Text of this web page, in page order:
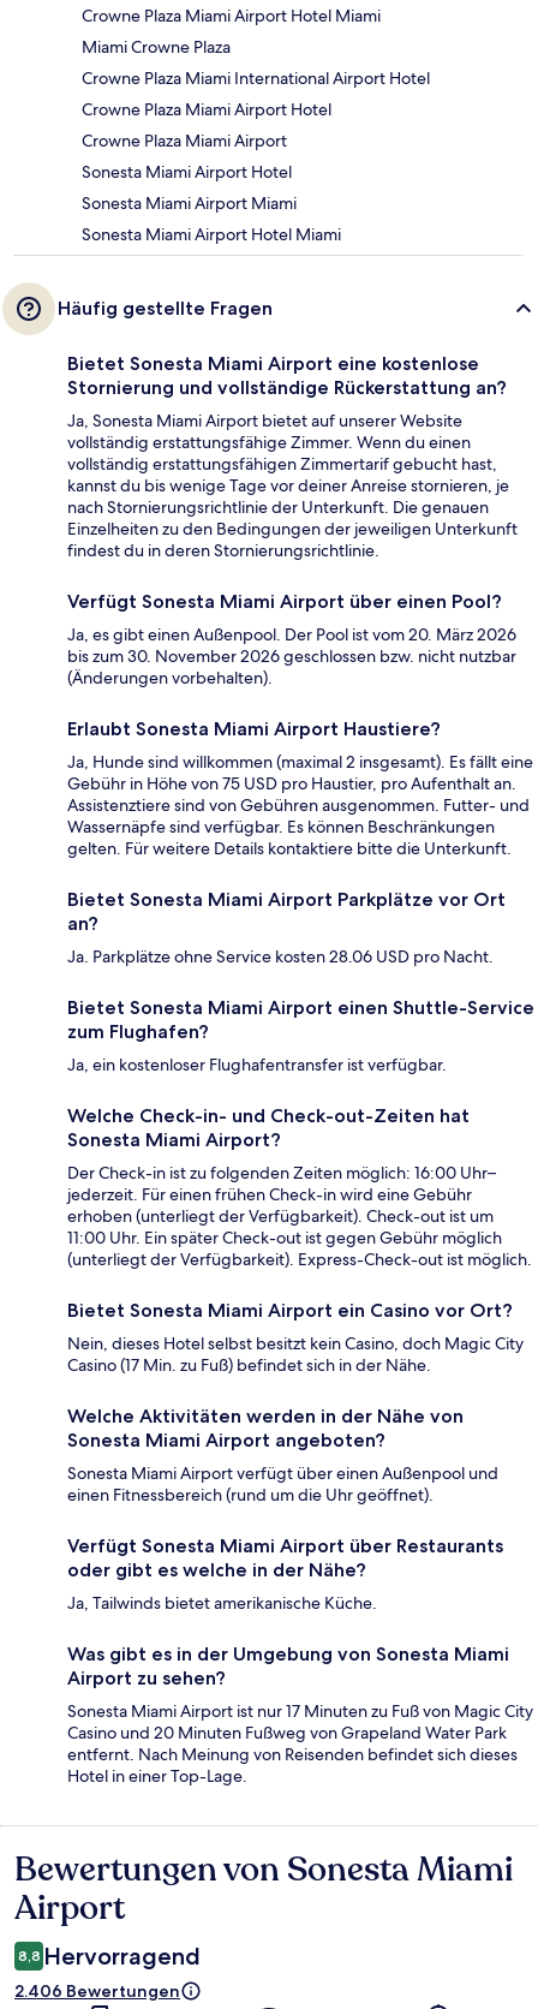
Crowne Plaza Miami Airport Hotel Miami
Miami Crowne Plaza
Crowne Plaza Miami International Airport Hotel
Crowne Plaza Miami Airport Hotel
Crowne Plaza Miami Airport
Sonesta Miami Airport Hotel
Sonesta Miami Airport Miami
Sonesta Miami Airport Hotel Miami
Häufig gestellte Fragen
Bietet Sonesta Miami Airport eine kostenlose
Stornierung und vollständige Rückerstattung an?
Ja, Sonesta Miami Airport bietet auf unserer Website
vollständig erstattungsfähige Zimmer. Wenn du einen
vollständig erstattungsfähigen Zimmertarif gebucht hast,
kannst du bis wenige Tage vor deiner Anreise stornieren, je
nach Stornierungsrichtlinie der Unterkunft. Die genauen
Einzelheiten zu den Bedingungen der jeweiligen Unterkunft
findest du in deren Stornierungsrichtlinie.
Verfügt Sonesta Miami Airport über einen Pool?
Ja, es gibt einen Außenpool. Der Pool ist vom 20. März 2026
bis zum 30. November 2026 geschlossen bzw. nicht nutzbar
(Änderungen vorbehalten).
Erlaubt Sonesta Miami Airport Haustiere?
Ja, Hunde sind willkommen (maximal 2 insgesamt). Es fällt eine
Gebühr in Höhe von 75 USD pro Haustier, pro Aufenthalt an.
Assistenztiere sind von Gebühren ausgenommen. Futter- und
Wassernäpfe sind verfügbar. Es können Beschränkungen
gelten. Für weitere Details kontaktiere bitte die Unterkunft.
Bietet Sonesta Miami Airport Parkplätze vor Ort
an?
Ja. Parkplätze ohne Service kosten 28.06 USD pro Nacht.
Bietet Sonesta Miami Airport einen Shuttle-Service
zum Flughafen?
Ja, ein kostenloser Flughafentransfer ist verfügbar.
Welche Check-in- und Check-out-Zeiten hat
Sonesta Miami Airport?
Der Check-in ist zu folgenden Zeiten möglich: 16:00 Uhr–
jederzeit. Für einen frühen Check-in wird eine Gebühr
erhoben (unterliegt der Verfügbarkeit). Check-out ist um
11:00 Uhr. Ein später Check-out ist gegen Gebühr möglich
(unterliegt der Verfügbarkeit). Express-Check-out ist möglich.
Bietet Sonesta Miami Airport ein Casino vor Ort?
Nein, dieses Hotel selbst besitzt kein Casino, doch Magic City
Casino (17 Min. zu Fuß) befindet sich in der Nähe.
Welche Aktivitäten werden in der Nähe von
Sonesta Miami Airport angeboten?
Sonesta Miami Airport verfügt über einen Außenpool und
einen Fitnessbereich (rund um die Uhr geöffnet).
Verfügt Sonesta Miami Airport über Restaurants
oder gibt es welche in der Nähe?
Ja, Tailwinds bietet amerikanische Küche.
Was gibt es in der Umgebung von Sonesta Miami
Airport zu sehen?
Sonesta Miami Airport ist nur 17 Minuten zu Fuß von Magic City
Casino und 20 Minuten Fußweg von Grapeland Water Park
entfernt. Nach Meinung von Reisenden befindet sich dieses
Hotel in einer Top-Lage.
Bewertungen
Bewertungen von Sonesta Miami
Airport
8,8 Hervorragend
2.406 Bewertungen